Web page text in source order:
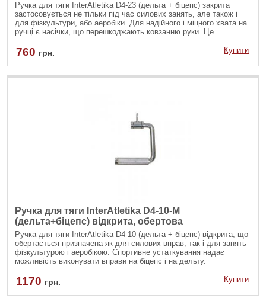
Ручка для тяги InterAtletika D4-23 (дельта + біцепс) закрита
застосовується не тільки під час силових занять, але також і
для фізкультури, або аеробіки. Для надійного і міцного хвата на
ручці є насічки, що перешкоджають ковзанню руки. Це
760 грн. Купити
Ручка для тяги InterAtletika D4-10-M
(дельта+біцепс) відкрита, обертова
Ручка для тяги InterAtletika D4-10 (дельта + біцепс) відкрита, що
обертається призначена як для силових вправ, так і для занять
фізкультурою і аеробікою. Спортивне устаткування надає
можливість виконувати вправи на біцепс і на дельту.
1170 грн. Купити